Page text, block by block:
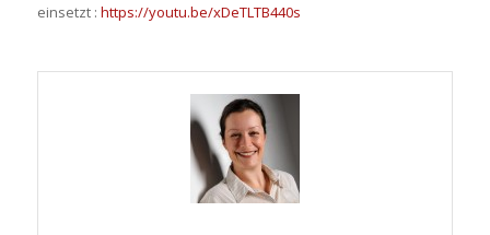
einsetzt : https://youtu.be/xDeTLTB440s